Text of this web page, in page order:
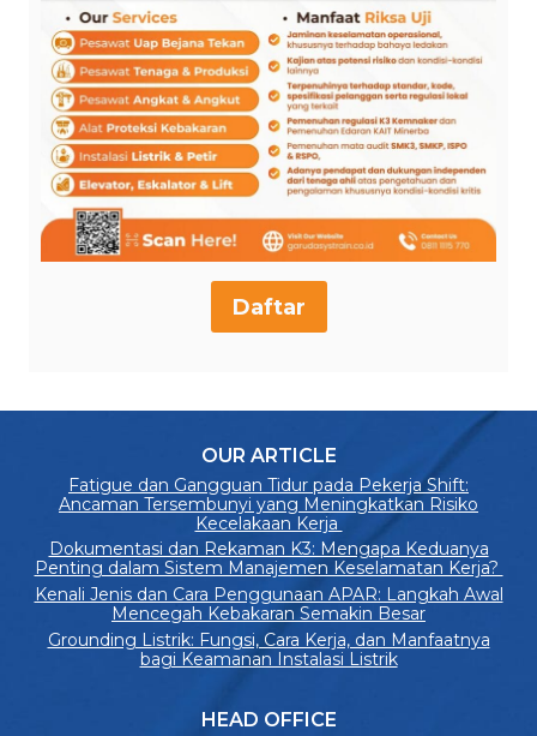
Daftar
OUR ARTICLE
Fatigue dan Gangguan Tidur pada Pekerja Shift:
Ancaman Tersembunyi yang Meningkatkan Risiko
Kecelakaan Kerja
Dokumentasi dan Rekaman K3: Mengapa Keduanya
Penting dalam Sistem Manajemen Keselamatan Kerja?
Kenali Jenis dan Cara Penggunaan APAR: Langkah Awal
Mencegah Kebakaran Semakin Besar
Grounding Listrik: Fungsi, Cara Kerja, dan Manfaatnya
bagi Keamanan Instalasi Listrik
HEAD OFFICE